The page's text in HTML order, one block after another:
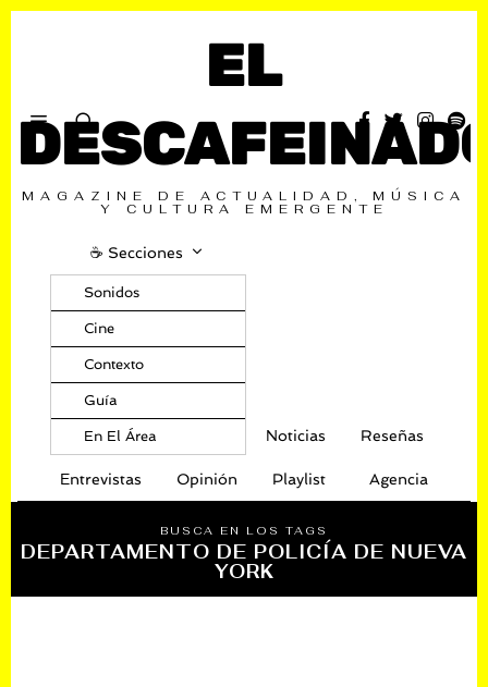
EL
MAGAZINE DE ACTUALIDAD, MÚSICA
Y CULTURA EMERGENTE
☕️ Secciones
Sonidos
Cine
Contexto
Guía
En El Área Noticias Reseñas
Entrevistas Opinión Playlist Agencia
BUSCA EN LOS TAGS
DEPARTAMENTO DE POLICÍA DE NUEVA
YORK